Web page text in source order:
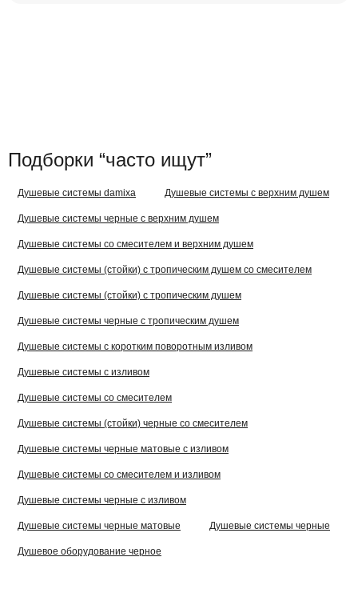
Подборки “часто ищут”
Душевые системы damixa Душевые системы с верхним душем
Душевые системы черные с верхним душем
Душевые системы со смесителем и верхним душем
Душевые системы (стойки) с тропическим душем со смесителем
Душевые системы (стойки) с тропическим душем
Душевые системы черные с тропическим душем
Душевые системы с коротким поворотным изливом
Душевые системы с изливом
Душевые системы со смесителем
Душевые системы (стойки) черные со смесителем
Душевые системы черные матовые с изливом
Душевые системы со смесителем и изливом
Душевые системы черные с изливом
Душевые системы черные матовые Душевые системы черные
Душевое оборудование черное